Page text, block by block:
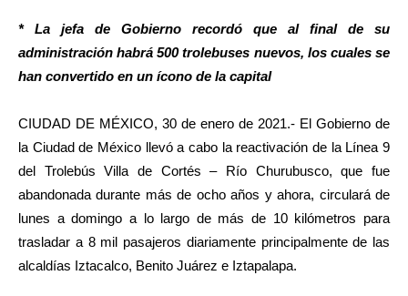
* La jefa de Gobierno recordó que al final de su
administración habrá 500 trolebuses nuevos, los cuales se
han convertido en un ícono de la capital
CIUDAD DE MÉXICO, 30 de enero de 2021.- El Gobierno de
la Ciudad de México llevó a cabo la reactivación de la Línea 9
del Trolebús Villa de Cortés – Río Churubusco, que fue
abandonada durante más de ocho años y ahora, circulará de
lunes a domingo a lo largo de más de 10 kilómetros para
trasladar a 8 mil pasajeros diariamente principalmente de las
alcaldías Iztacalco, Benito Juárez e Iztapalapa.